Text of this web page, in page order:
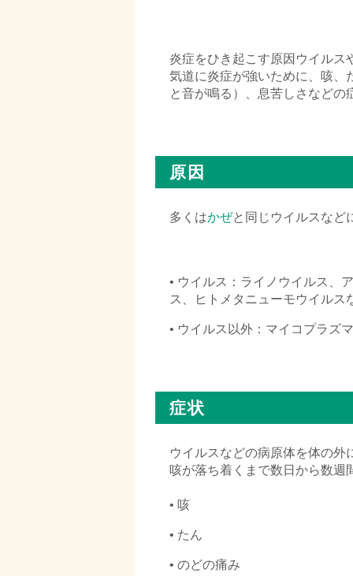
炎症をひき起こす原因ウイルス
気道に炎症が強いために、咳、
と音が鳴る）、息苦しさなどの
原因
多くはかぜと同じウイルスなど
• ウイルス：ライノウイルス、
ス、ヒトメタニューモウイルス
• ウイルス以外：マイコプラズ
症状
ウイルスなどの病原体を体の
咳が落ち着くまで数日から数週
• 咳
• たん
• のどの痛み